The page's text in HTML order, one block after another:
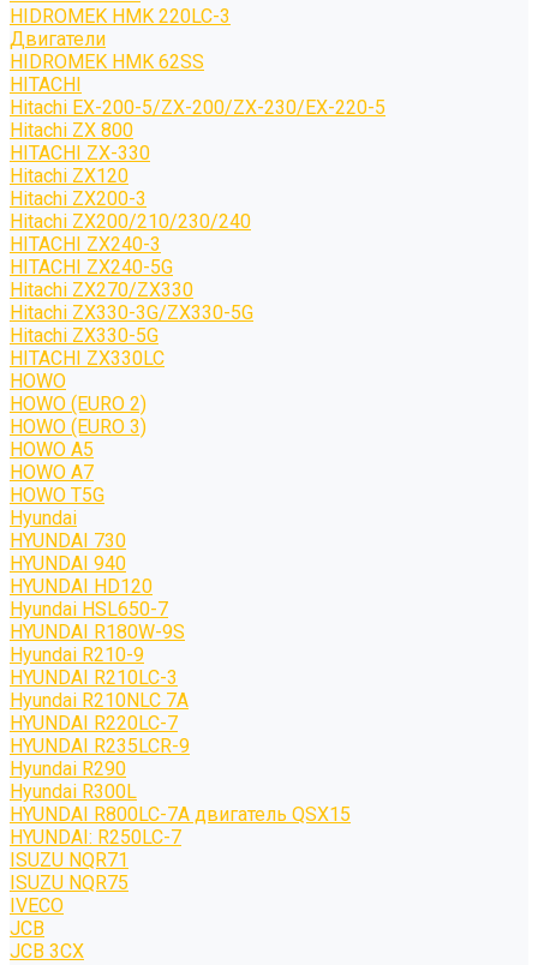
HIDROMEK HMK 220LC-3
Двигатели
HIDROMEK HMK 62SS
HITACHI
Hitachi EX-200-5/ZX-200/ZX-230/EX-220-5
Hitachi ZX 800
HITACHI ZX-330
Hitachi ZX120
Hitachi ZX200-3
Hitachi ZX200/210/230/240
HITACHI ZX240-3
HITACHI ZX240-5G
Hitachi ZX270/ZX330
Hitachi ZX330-3G/ZX330-5G
Hitachi ZX330-5G
HITACHI ZX330LC
HOWO
HOWO (EURO 2)
HOWO (EURO 3)
HOWO A5
HOWO A7
HOWO T5G
Hyundai
HYUNDAI 730
HYUNDAI 940
HYUNDAI HD120
Hyundai HSL650-7
HYUNDAI R180W-9S
Hyundai R210-9
HYUNDAI R210LC-3
Hyundai R210NLC 7A
HYUNDAI R220LC-7
HYUNDAI R235LCR-9
Hyundai R290
Hyundai R300L
HYUNDAI R800LC-7A двигатель QSX15
HYUNDAI: R250LC-7
ISUZU NQR71
ISUZU NQR75
IVECO
JCB
JCB 3CX